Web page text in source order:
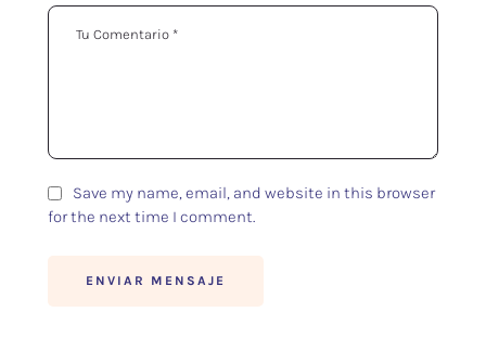
Save my name, email, and website in this browser
for the next time I comment.
ENVIAR MENSAJE